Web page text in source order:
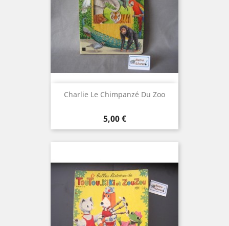
Charlie Le Chimpanzé Du Zoo
Prix
5,00 €